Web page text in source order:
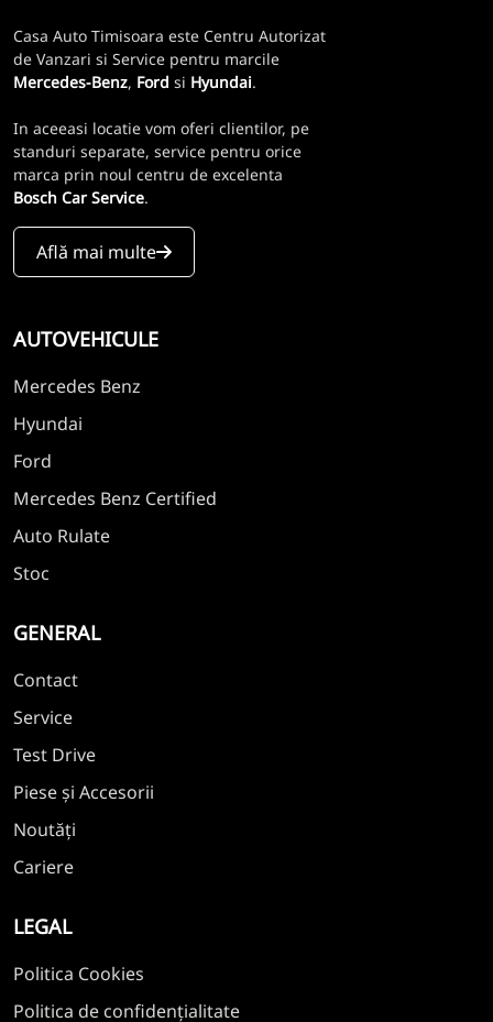
Casa Auto Timisoara este Centru Autorizat
de Vanzari si Service pentru marcile
Mercedes-Benz, Ford si Hyundai.
In aceeasi locatie vom oferi clientilor, pe
standuri separate, service pentru orice
marca prin noul centru de excelenta
Bosch Car Service.
Află mai multe
AUTOVEHICULE
Mercedes Benz
Hyundai
Ford
Mercedes Benz Certified
Auto Rulate
Stoc
GENERAL
Contact
Service
Test Drive
Piese și Accesorii
Noutăți
Cariere
LEGAL
Politica Cookies
Politica de confidențialitate